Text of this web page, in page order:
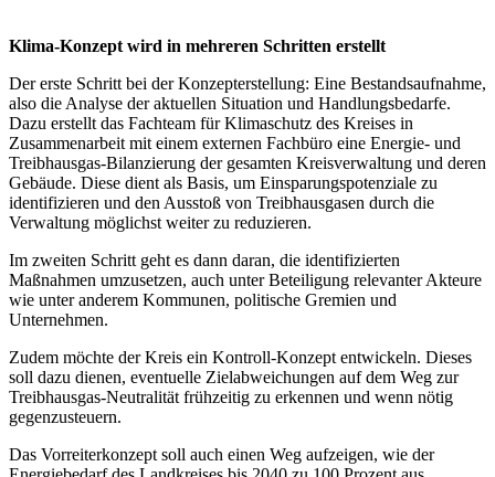
Klima-Konzept wird in mehreren Schritten erstellt
Der erste Schritt bei der Konzepterstellung: Eine Bestandsaufnahme,
also die Analyse der aktuellen Situation und Handlungsbedarfe.
Dazu erstellt das Fachteam für Klimaschutz des Kreises in
Zusammenarbeit mit einem externen Fachbüro eine Energie- und
Treibhausgas-Bilanzierung der gesamten Kreisverwaltung und deren
Gebäude. Diese dient als Basis, um Einsparungspotenziale zu
identifizieren und den Ausstoß von Treibhausgasen durch die
Verwaltung möglichst weiter zu reduzieren.
Im zweiten Schritt geht es dann daran, die identifizierten
Maßnahmen umzusetzen, auch unter Beteiligung relevanter Akteure
wie unter anderem Kommunen, politische Gremien und
Unternehmen.
Zudem möchte der Kreis ein Kontroll-Konzept entwickeln. Dieses
soll dazu dienen, eventuelle Zielabweichungen auf dem Weg zur
Treibhausgas-Neutralität frühzeitig zu erkennen und wenn nötig
gegenzusteuern.
Das Vorreiterkonzept soll auch einen Weg aufzeigen, wie der